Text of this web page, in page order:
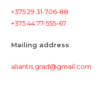
+375 29 31-706-88
+375 44 77-555-67
Mailing address
aliantis.grad@gmail.com